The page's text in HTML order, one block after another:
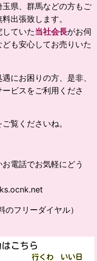
県、群馬などの方もご
出張致します。
ていた当社会長がお伺
も安心してお売りいた
にお困りの方、是非、
ビスをご利用くださ
ご覧くださいね。
電話でお気軽にどう
フリーダイヤル）